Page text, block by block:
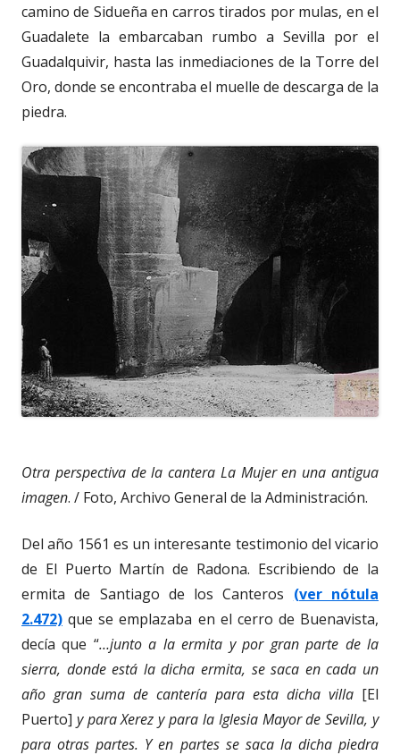
camino de Sidueña en carros tirados por mulas, en el
Guadalete la embarcaban rumbo a Sevilla por el
Guadalquivir, hasta las inmediaciones de la Torre del
Oro, donde se encontraba el muelle de descarga de la
piedra.
Otra perspectiva de la cantera La Mujer en una antigua
imagen. / Foto, Archivo General de la Administración.
Del año 1561 es un interesante testimonio del vicario
de El Puerto Martín de Radona. Escribiendo de la
ermita de Santiago de los Canteros (ver nótula
2.472) que se emplazaba en el cerro de Buenavista,
decía que “…junto a la ermita y por gran parte de la
sierra, donde está la dicha ermita, se saca en cada un
año gran suma de cantería para esta dicha villa [El
Puerto] y para Xerez y para la Iglesia Mayor de Sevilla, y
para otras partes. Y en partes se saca la dicha piedra